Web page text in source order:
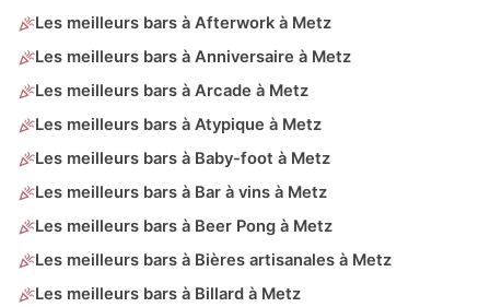
Les meilleurs bars à Afterwork à Metz
Les meilleurs bars à Anniversaire à Metz
Les meilleurs bars à Arcade à Metz
Les meilleurs bars à Atypique à Metz
Les meilleurs bars à Baby-foot à Metz
Les meilleurs bars à Bar à vins à Metz
Les meilleurs bars à Beer Pong à Metz
Les meilleurs bars à Bières artisanales à Metz
Les meilleurs bars à Billard à Metz